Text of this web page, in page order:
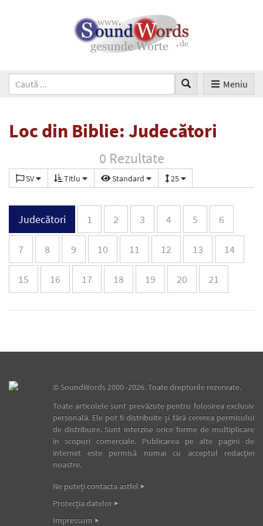
Meniu
Loc din Biblie: Judecători
0 Rezultate
SV Titlu Standard 25
Judecători 1 2 3 4 5 6
7 8 9 10 11 12 13 14
15 16 17 18 19 20 21
©SoundWords2000–2026. Toate drepturile rezervate.
Toate articolele sunt prevăzute pentru folosirea exclusiv
personală. Ele pot fi distribuite şi fără cererea permisului
de distribuire. Sunt interzise orice forme de multiplicare
în scopuri comerciale. Publicarea pe alte pagini de
internet este permisă numai cu acceptul redacţiei
noastre.
Ne puteţi contacta astfel
Protecţia datelor
Impressum